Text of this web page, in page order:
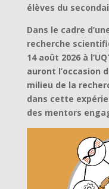
élèves du
Dans le cadre
recherche
14 août 2026 à
auront l’occasion
milieu de la
dans cette
des mentors